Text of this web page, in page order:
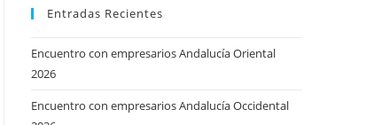
Entradas Recientes
Encuentro con empresarios Andalucía Oriental
2026
Encuentro con empresarios Andalucía Occidental